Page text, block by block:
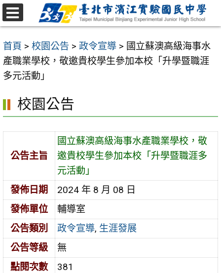
跳
至
要
內
容
首頁 > 校園公告 > 政令宣導 > 國立蘇澳高級海事水
產職業學校，敬邀貴校學生參加本校「升學暨職涯
多元活動」
校園公告
公告主旨
國立蘇澳高級海事水產職業學校，敬
邀貴校學生參加本校「升學暨職涯多
元活動」
發佈日期
2024 年 8 月 08 日
發佈單位
輔導室
公告類別
政令宣導, 生涯發展
公告等級
無
點閱次數
381
選
單